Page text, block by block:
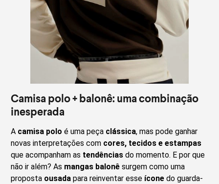
Camisa polo + balonê: uma combinação
inesperada
A camisa polo é uma peça clássica, mas pode ganhar
novas interpretações com cores, tecidos e estampas
que acompanham as tendênciasdo momento. E por que
não ir além? As mangas balonê surgem como uma
proposta ousadapara reinventar esse íconedo guarda-